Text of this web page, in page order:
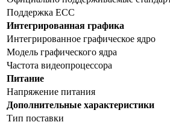
Поддержка ECC
Интегрированная графика
Интегрированное графическое ядро
Модель графического ядра
Частота видеопроцессора
Питание
Напряжение питания
Дополнительные характеристики
Тип поставки